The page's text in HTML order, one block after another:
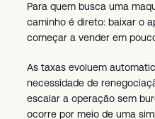
Para quem busca uma
caminho é direto: baixar o
começar a vender em
As taxas evoluem
necessidade de
escalar a operação sem
ocorre por meio de uma